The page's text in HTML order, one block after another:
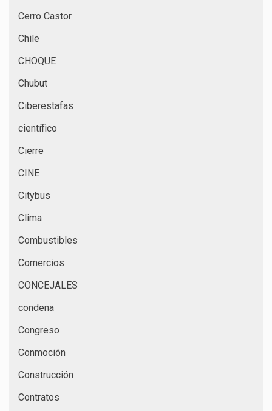
Cerro Castor
Chile
CHOQUE
Chubut
Ciberestafas
científico
Cierre
CINE
Citybus
Clima
Combustibles
Comercios
CONCEJALES
condena
Congreso
Conmoción
Construcción
Contratos